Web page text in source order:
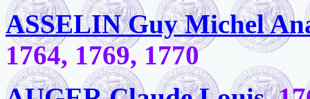
ASSELIN Guy Michel
1764, 1769, 1770